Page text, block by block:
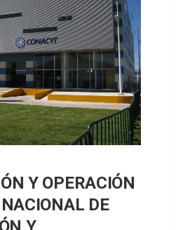
Y OPERACIÓN
DE